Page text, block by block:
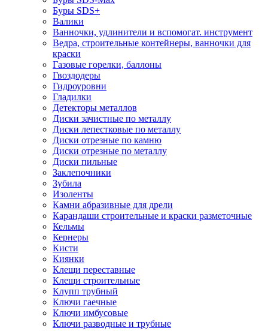
Буры SDS+
Валики
Ванночки, удлинители и вспомогат. инструмент
Ведра, строительные контейнеры, ванночки для
краски
Газовые горелки, баллоны
Гвоздодеры
Гидроуровни
Гладилки
Детекторы металлов
Диски зачистные по металлу
Диски лепестковые по металлу
Диски отрезные по камню
Диски отрезные по металлу
Диски пильные
Заклепочники
Зубила
Изоленты
Камни абразивные для дрели
Карандаши строительные и краски разметочные
Кельмы
Кернеры
Кисти
Киянки
Клещи переставные
Клещи строительные
Клупп трубный
Ключи гаечные
Ключи имбусовые
Ключи разводные и трубные